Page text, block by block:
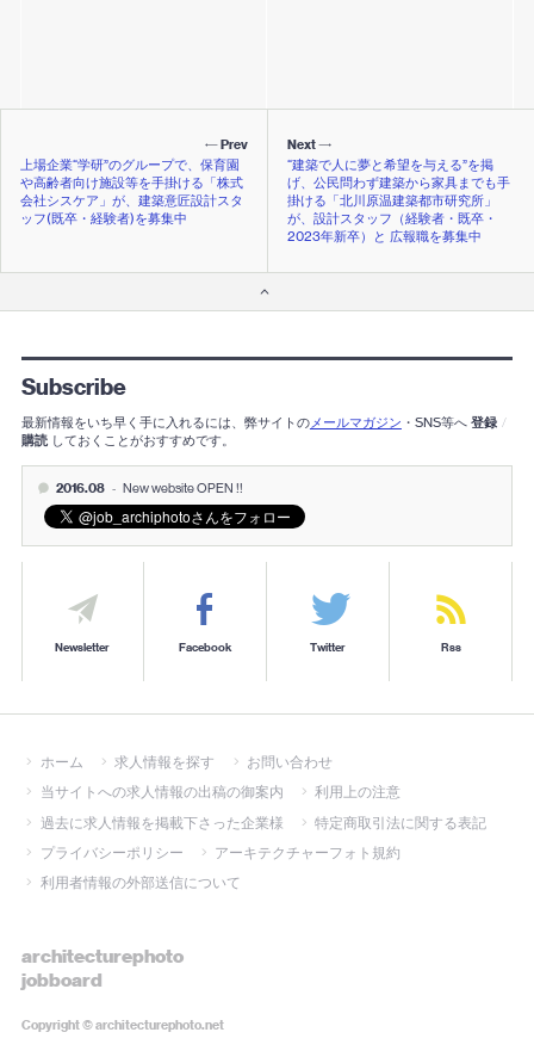
Next
“建築で人に夢と希望を与える”を掲
げ、公民問わず建築から家具までも手
掛ける「北川原温建築都市研究所」
が、設計スタッフ（経験者・既卒・
2023年新卒）と 広報職を募集中
Prev
上場企業“学研”のグループで、保育園
や高齢者向け施設等を手掛ける「株式
会社シスケア」が、建築意匠設計スタ
ッフ(既卒・経験者)を募集中
Subscribe
最新情報をいち早く手に入れるには、弊サイトのメールマガジン ・SNS等へ 登録 /
購読 しておくことがおすすめです。
2016.08 - New website OPEN !!
Newsletter Facebook Twitter Rss
ホーム 求人情報を探す
お問い合わせ
当サイトへの求人情報の出稿の御案内
利用上の注意
過去に求人情報を掲載下さった企業様
特定商取引法に関する表記
プライバシーポリシー
アーキテクチャーフォト規約
利用者情報の外部送信について
architecturephoto
jobboard
Copyright ©architecturephoto.net